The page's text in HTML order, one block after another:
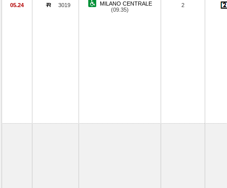
05.24 3019
MILANO CENTRALE
(09.35)
2